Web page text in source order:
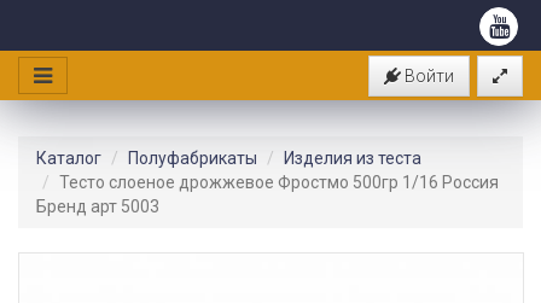
Войти
Каталог Полуфабрикаты
Изделия из теста
Тесто слоеное дрожжевое Фростмо 500гр 1/16 Россия
Бренд арт 5003